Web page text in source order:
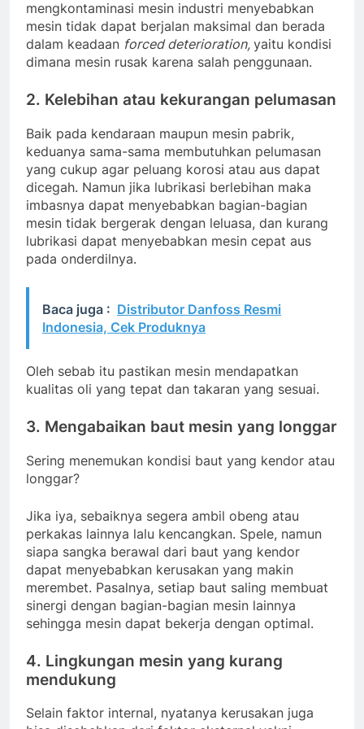
mengkontaminasi mesin industri menyebabkan
mesin tidak dapat berjalan maksimal dan berada
dalam keadaan forced deterioration, yaitu kondisi
dimana mesin rusak karena salah penggunaan.
2. Kelebihan atau kekurangan pelumasan
Baik pada kendaraan maupun mesin pabrik,
keduanya sama-sama membutuhkan pelumasan
yang cukup agar peluang korosi atau aus dapat
dicegah. Namun jika lubrikasi berlebihan maka
imbasnya dapat menyebabkan bagian-bagian
mesin tidak bergerak dengan leluasa, dan kurang
lubrikasi dapat menyebabkan mesin cepat aus
pada onderdilnya.
Baca juga : Distributor Danfoss Resmi
Indonesia, Cek Produknya
Oleh sebab itu pastikan mesin mendapatkan
kualitas oli yang tepat dan takaran yang sesuai.
3. Mengabaikan baut mesin yang longgar
Sering menemukan kondisi baut yang kendor atau
longgar?
Jika iya, sebaiknya segera ambil obeng atau
perkakas lainnya lalu kencangkan. Spele, namun
siapa sangka berawal dari baut yang kendor
dapat menyebabkan kerusakan yang makin
merembet. Pasalnya, setiap baut saling membuat
sinergi dengan bagian-bagian mesin lainnya
sehingga mesin dapat bekerja dengan optimal.
4. Lingkungan mesin yang kurang
mendukung
Selain faktor internal, nyatanya kerusakan juga